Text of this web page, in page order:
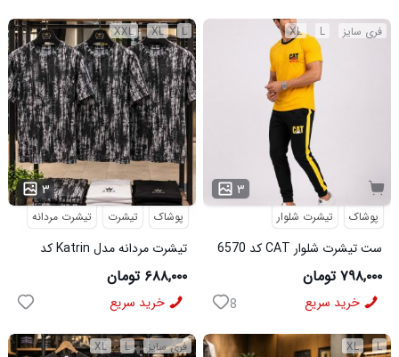
L
XL
XXL
۳
پوشاک تیشرت تیشرت مردانه
تیشرت مردانه مدل Katrin کد
6579
۶۸۸,۰۰۰ تومان
خرید سریع
فری سایز L
XL
۳
پوشاک تیشرت شلوار
ست تیشرت شلوار CAT کد 6570
۷۹۸,۰۰۰ تومان
خرید سریع 8
فری سایز L
XL L
XL